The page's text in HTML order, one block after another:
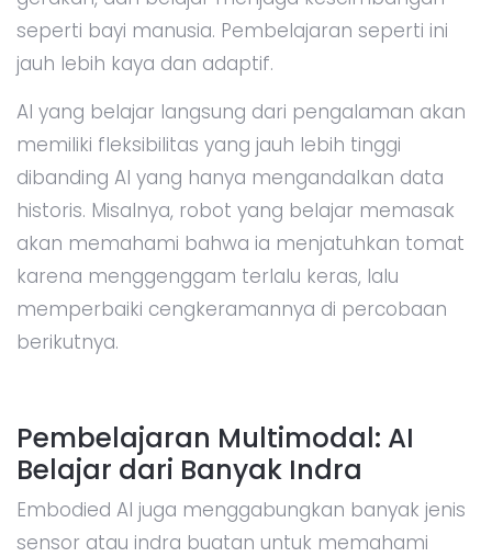
seperti bayi manusia. Pembelajaran seperti ini
jauh lebih kaya dan adaptif.
AI yang belajar langsung dari pengalaman akan
memiliki fleksibilitas yang jauh lebih tinggi
dibanding AI yang hanya mengandalkan data
historis. Misalnya, robot yang belajar memasak
akan memahami bahwa ia menjatuhkan tomat
karena menggenggam terlalu keras, lalu
memperbaiki cengkeramannya di percobaan
berikutnya.
Pembelajaran Multimodal: AI
Belajar dari Banyak Indra
Embodied AI juga menggabungkan banyak jenis
sensor atau indra buatan untuk memahami